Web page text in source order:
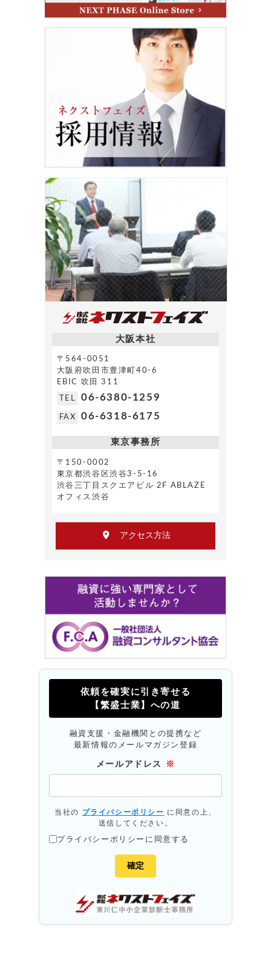
大阪本社
〒564-0051
大阪府吹田市豊津町40-6
EBIC 吹田 311
TEL 06-6380-1259
FAX 06-6318-6175
東京事務所
〒150-0002
東京都渋谷区渋谷3-5-16
渋谷三丁目スクエアビル 2F ABLAZE
オフィス渋谷
アクセス方法
依頼を確実に引き寄せる
【繁盛士業】への道
融資支援・金融機関との提携など
最新情報のメールマガジン登録
メールアドレス ※
当社の プライバシーポリシー に同意の上、
送信してください。
プライバシーポリシーに同意する